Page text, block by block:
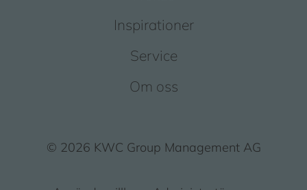
Inspirationer
Service
Om oss
© 2026 KWC Group Management AG